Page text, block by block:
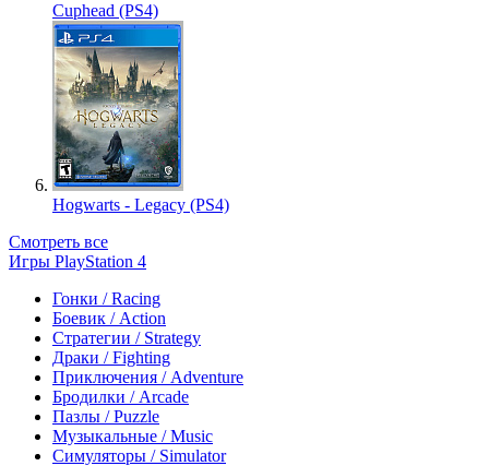
Cuphead (PS4)
Hogwarts - Legacy (PS4)
Смотреть все
Игры PlayStation 4
Гонки / Racing
Боевик / Action
Стратегии / Strategy
Драки / Fighting
Приключения / Adventure
Бродилки / Arcade
Пазлы / Puzzle
Музыкальные / Music
Симуляторы / Simulator